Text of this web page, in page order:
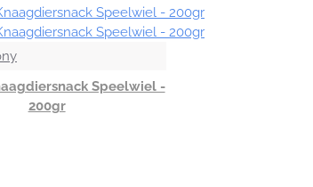
Speelwiel -
200gr